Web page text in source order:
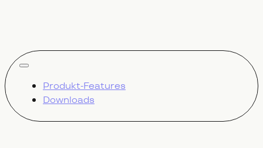
alle zeigen
Produkt-Features
Downloads